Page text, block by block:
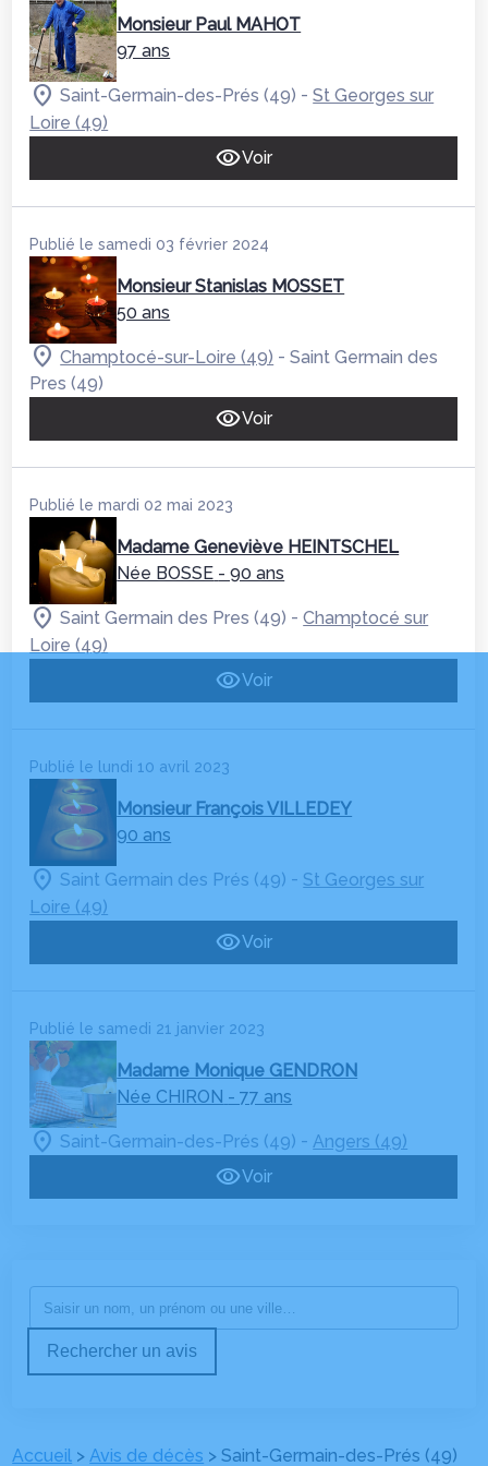
Monsieur Paul MAHOT
97 ans
Saint-Germain-des-Prés (49) -St Georges sur
Loire (49)
Voir
Publié le samedi 03 février 2024
Monsieur Stanislas MOSSET
50 ans
Champtocé-sur-Loire (49) -Saint Germain des
Pres (49)
Voir
Publié le mardi 02 mai 2023
Madame Geneviève HEINTSCHEL
Née BOSSE - 90 ans
Saint Germain des Pres (49) -Champtocé sur
Loire (49)
Voir
Publié le lundi 10 avril 2023
Monsieur François VILLEDEY
90 ans
Saint Germain des Prés (49) - St Georges sur
Loire (49)
Voir
Publié le samedi 21 janvier 2023
Madame Monique GENDRON
Née CHIRON - 77 ans
Saint-Germain-des-Prés (49) - Angers (49)
Voir
Rechercher un avis
Accueil >Avis de décès >Saint-Germain-des-Prés (49)